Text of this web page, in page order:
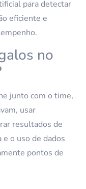
para detectar
eficiente e
no
junto com o time,
usar
resultados de
o uso de dados
pontos de